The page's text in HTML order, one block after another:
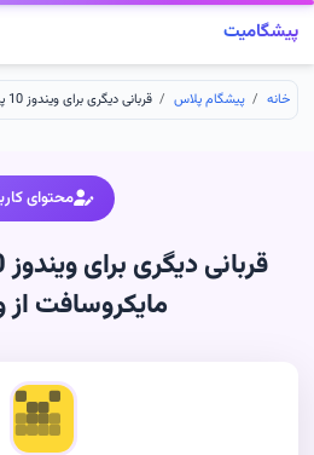
پیشگامیت
خانه پیشگام پلاس قربانی دیگری برای ویندوز 10 پایان پشتیبانی مایکروسافت از ویندوز 7
محتوای
مایکروسافت از